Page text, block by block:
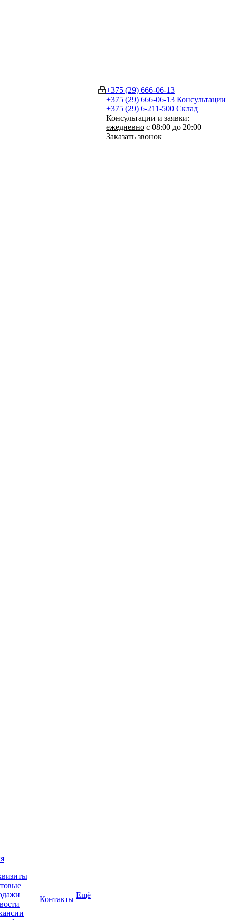
+375 (29) 666-06-13
+375 (29) 666-06-13 Консультации
+375 (29) 6-211-500 Склад
Консультации и заявки:
ежедневно с 08:00 до 20:00
Заказать звонок
Контакты Ещё